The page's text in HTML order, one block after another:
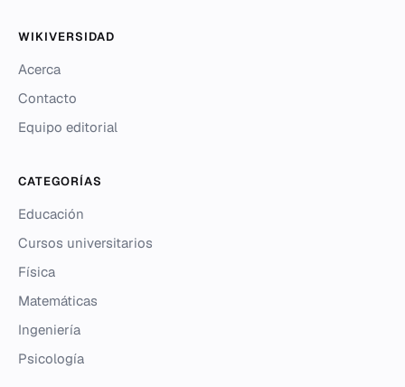
WIKIVERSIDAD
Acerca
Contacto
Equipo editorial
CATEGORÍAS
Educación
Cursos universitarios
Física
Matemáticas
Ingeniería
Psicología